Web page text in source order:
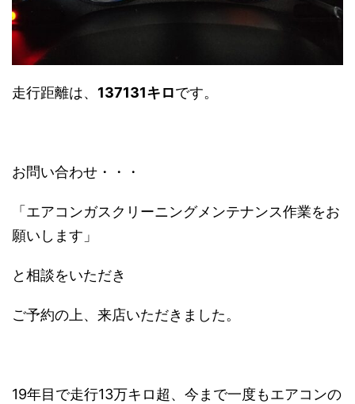
走行距離は、 137131キロです。
お問い合わせ・・・
「エアコンガスクリーニングメンテナンス作業をお
願いします」
と相談をいただき
ご予約の上、来店いただきました。
19年目で走行13万キロ超、今まで一度もエアコンの